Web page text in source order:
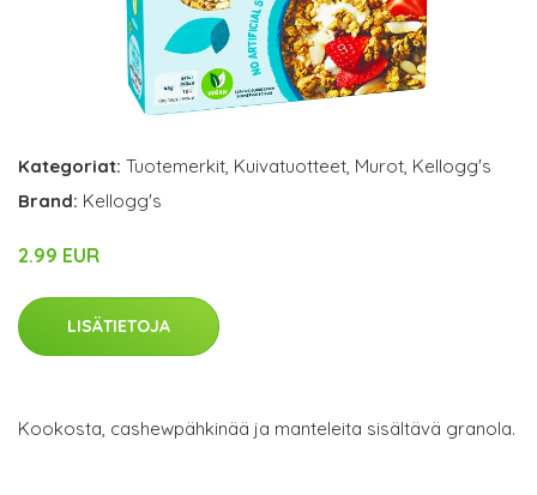
Kategoriat: Tuotemerkit, Kuivatuotteet, Murot, Kellogg's
Brand: Kellogg's
2.99 EUR
LISÄTIETOJA
Kookosta, cashewpähkinää ja manteleita sisältävä granola.